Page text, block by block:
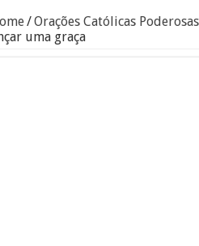
Filme Sagrado
/Orações Católicas Poderosas
uma graça